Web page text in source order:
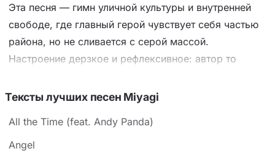
Эта песня — гимн уличной культуры и внутренней
свободе, где главный герой чувствует себя частью
района, но не сливается с серой массой.
Настроение дерзкое и рефлексивное: автор то
кризисе («семь лет, а альбома нет»). Ключевой
который превращает трек в ритмичный выдох, а
образы вроде «Гарри Гудини, пленник рутины» и
Тексты лучших песен Miyagi
All the Time (feat. Andy Panda)
Angel